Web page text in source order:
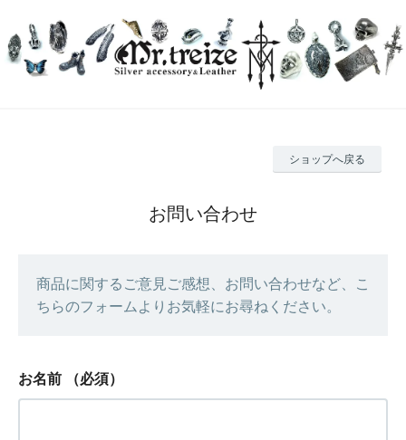
ショップへ戻る
お問い合わせ
商品に関するご意見ご感想、お問い合わせなど、こ
ちらのフォームよりお気軽にお尋ねください。
お名前 （必須）